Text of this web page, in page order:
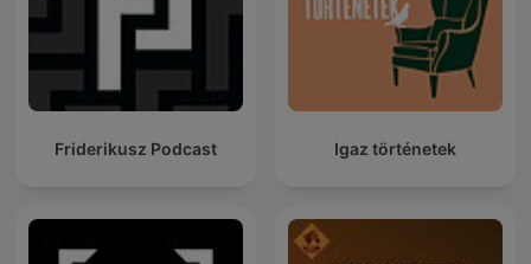
Friderikusz Podcast Igaz történetek